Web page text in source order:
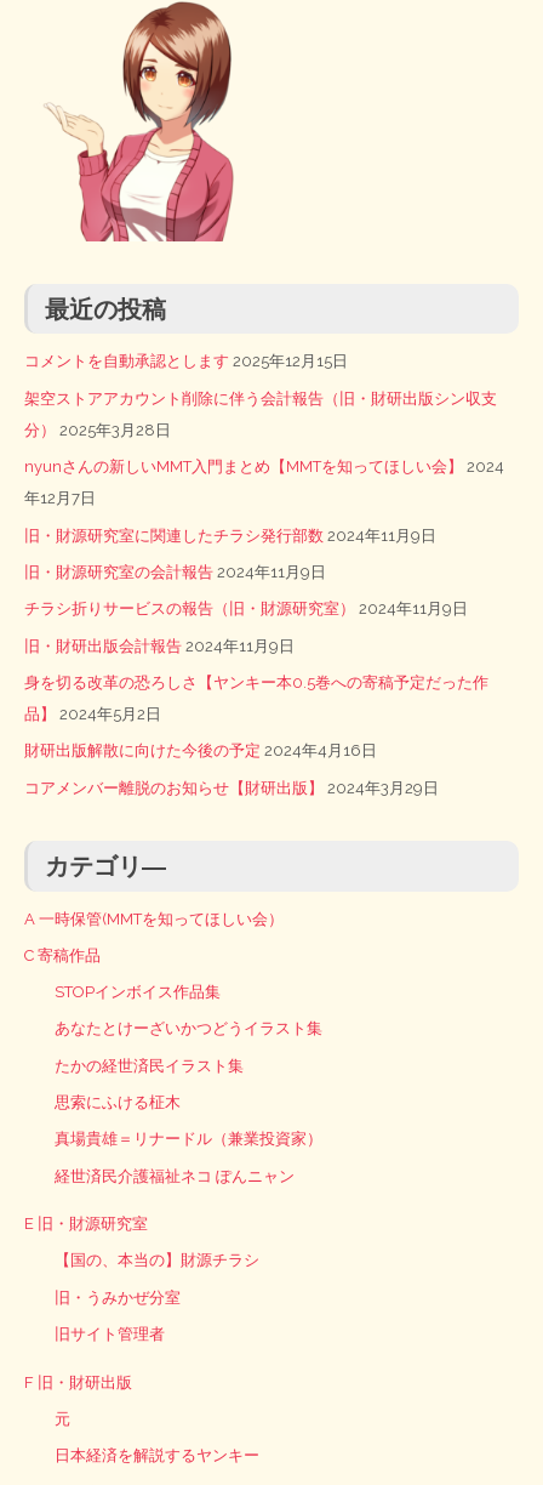
最近の投稿
コメントを自動承認とします 2025年12月15日
架空ストアアカウント削除に伴う会計報告（旧・財研出版シン収支
分）
2025年3月28日
nyunさんの新しいMMT入門まとめ【MMTを知ってほしい会】
2024
年12月7日
旧・財源研究室に関連したチラシ発行部数 2024年11月9日
旧・財源研究室の会計報告 2024年11月9日
チラシ折りサービスの報告（旧・財源研究室） 2024年11月9日
旧・財研出版会計報告 2024年11月9日
身を切る改革の恐ろしさ【ヤンキー本0.5巻への寄稿予定だった作
品】
2024年5月2日
財研出版解散に向けた今後の予定 2024年4月16日
コアメンバー離脱のお知らせ【財研出版】 2024年3月29日
カテゴリ―
A 一時保管(MMTを知ってほしい会）
C 寄稿作品
STOPインボイス作品集
あなたとけーざいかつどうイラスト集
たかの経世済民イラスト集
思索にふける柾木
真場貴雄＝リナードル（兼業投資家）
経世済民介護福祉ネコ ぽんニャン
E 旧・財源研究室
【国の、本当の】財源チラシ
旧・うみかぜ分室
旧サイト管理者
F 旧・財研出版
元
日本経済を解説するヤンキー